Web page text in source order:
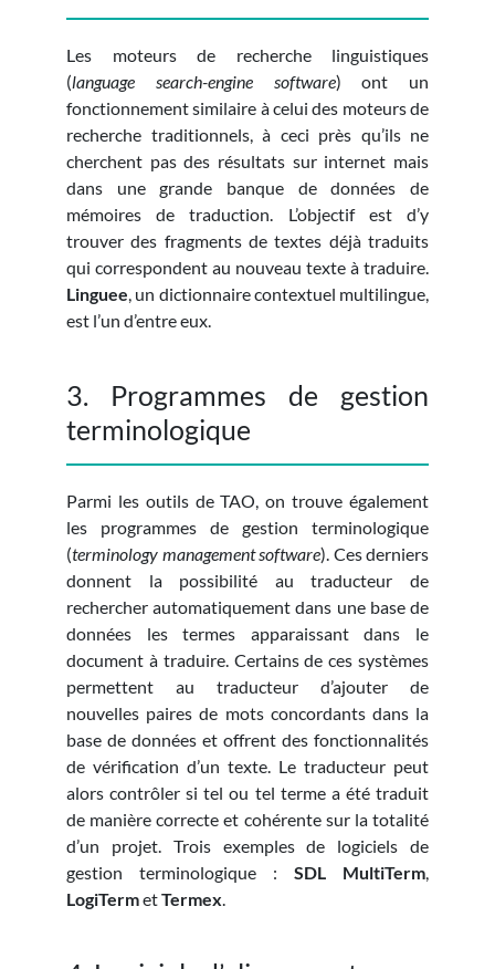
Les moteurs de recherche linguistiques
(language search-engine software) ont un
fonctionnement similaire à celui des moteurs de
recherche traditionnels, à ceci près qu’ils ne
cherchent pas des résultats sur internet mais
dans une grande banque de données de
mémoires de traduction. L’objectif est d’y
trouver des fragments de textes déjà traduits
qui correspondent au nouveau texte à traduire.
Linguee, un dictionnaire contextuel multilingue,
est l’un d’entre eux.
3. Programmes de gestion
terminologique
Parmi les outils de TAO, on trouve également
les programmes de gestion terminologique
(terminology management software). Ces derniers
donnent la possibilité au traducteur de
rechercher automatiquement dans une base de
données les termes apparaissant dans le
document à traduire. Certains de ces systèmes
permettent au traducteur d’ajouter de
nouvelles paires de mots concordants dans la
base de données et offrent des fonctionnalités
de vérification d’un texte. Le traducteur peut
alors contrôler si tel ou tel terme a été traduit
de manière correcte et cohérente sur la totalité
d’un projet. Trois exemples de logiciels de
gestion terminologique : SDL MultiTerm,
LogiTermetTermex.